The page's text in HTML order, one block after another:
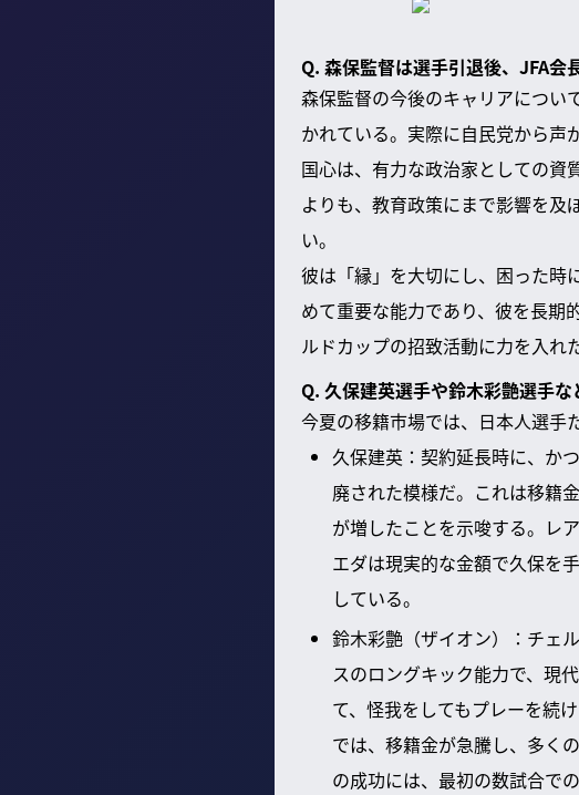
Q. 森保監督は選手引退後、JFA会
森保監督の今後のキャリアについ
かれている。実際に自民党から声
国心は、有力な政治家としての資
よりも、教育政策にまで影響を及
い。
彼は「縁」を大切にし、困った時
めて重要な能力であり、彼を長期
ルドカップの招致活動に力を入れ
Q. 久保建英選手や鈴木彩艶選手
今夏の移籍市場では、日本人選手
久保建英：契約延長時に、か
廃された模様だ。これは移籍
が増したことを示唆する。レ
エダは現実的な金額で久保を
している。
鈴木彩艶（ザイオン）：チェ
スのロングキック能力で、現
て、怪我をしてもプレーを続
では、移籍金が急騰し、多く
の成功には、最初の数試合で